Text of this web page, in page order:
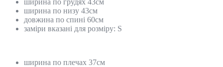
ширина по низу 43см
довжина по спині 60см
заміри вказані для розміру: S
ширина по плечах 37см